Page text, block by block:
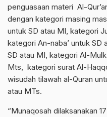
penguasaan materi Al-
dengan kategori masing
untuk SD atau MI, kategori
kategori An-naba’ untuk SD
SD atau MI, kategori Al-
Mts, kategori surat Al-
wisudah tilawah al-Quran
atau MTs.
“Munaqosah dilaksanakan